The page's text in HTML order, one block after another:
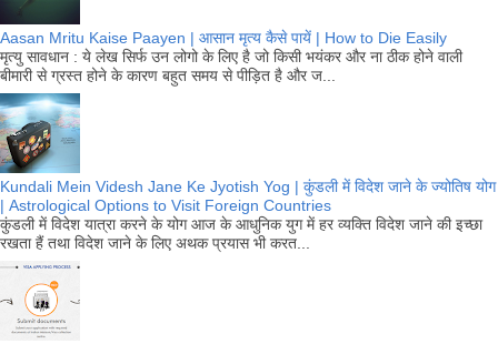
Aasan Mritu Kaise Paayen | आसान मृत्य कैसे पायें | How to Die Easily
मृत्यु सावधान : ये लेख सिर्फ उन लोगो के लिए है जो किसी भयंकर और ना ठीक होने वाली
बीमारी से ग्रस्त होने के कारण बहुत समय से पीड़ित है और ज...
Kundali Mein Videsh Jane Ke Jyotish Yog | कुंडली में विदेश जाने के ज्योतिष योग
| Astrological Options to Visit Foreign Countries
कुंडली में विदेश यात्रा करने के योग आज के आधुनिक युग में हर व्यक्ति विदेश जाने की इच्छा
रखता हैं तथा विदेश जाने के लिए अथक प्रयास भी करत...